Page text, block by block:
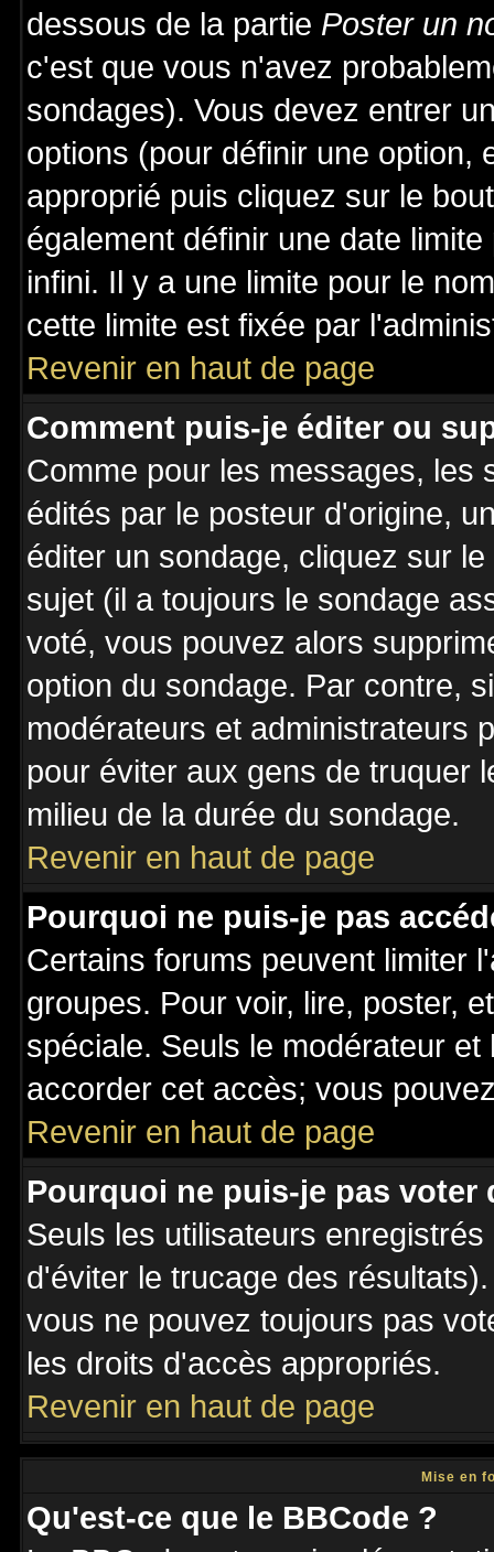
dessous de la partie Poster un
c'est que vous n'avez
sondages). Vous devez entrer
options (pour définir une option,
approprié puis cliquez sur le
également définir une date
infini. Il y a une limite pour le
cette limite est fixée par
Revenir en haut de page
Comment puis-je éditer ou
Comme pour les messages, les
édités par le posteur d'origine,
éditer un sondage, cliquez sur
sujet (il a toujours le sondage
voté, vous pouvez alors
option du sondage. Par contre,
modérateurs et administrateurs
pour éviter aux gens de truquer
milieu de la durée du sondage.
Revenir en haut de page
Pourquoi ne puis-je pas
Certains forums peuvent limiter
groupes. Pour voir, lire, poster,
spéciale. Seuls le modérateur
accorder cet accès; vous
Revenir en haut de page
Pourquoi ne puis-je pas voter
Seuls les utilisateurs
d'éviter le trucage des
vous ne pouvez toujours pas
les droits d'accès appropriés.
Revenir en haut de page
Mise en
Qu'est-ce que le BBCode ?